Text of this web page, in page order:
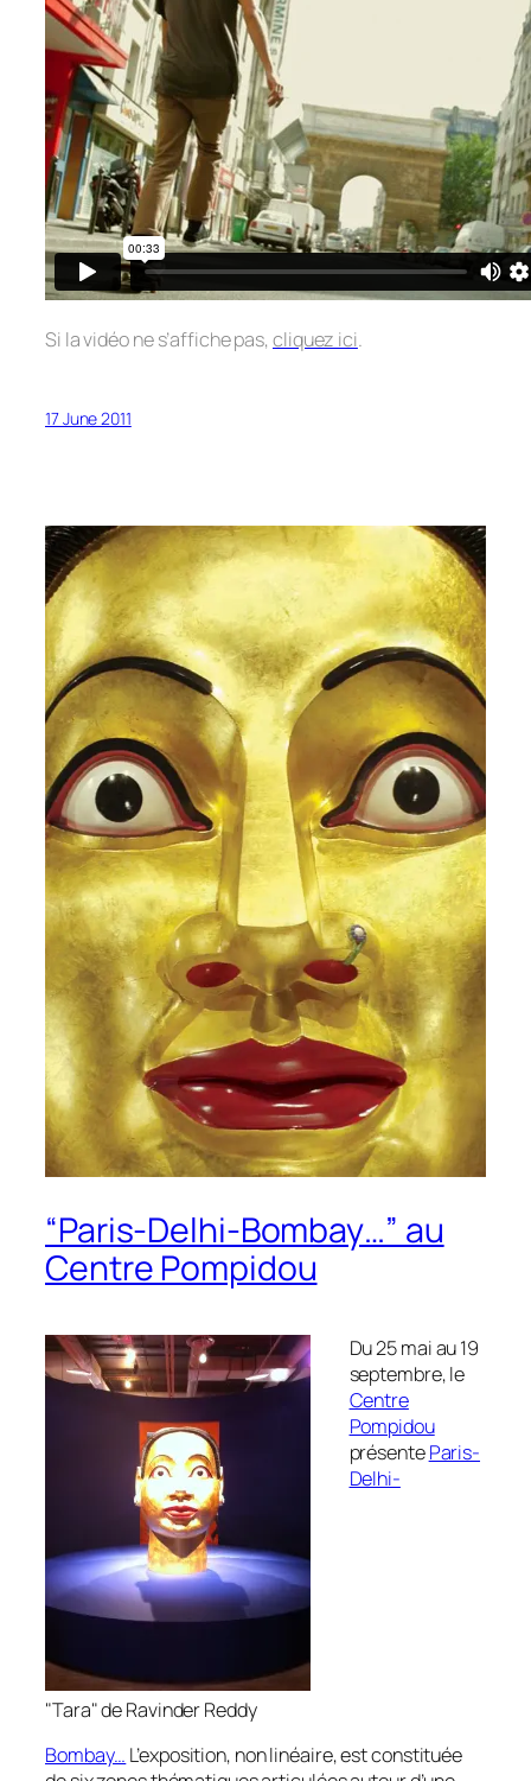
Si la vidéo ne s’affiche pas, cliquez ici.
17 June 2011
“Paris-Delhi-Bombay…” au
Centre Pompidou
"Tara" de Ravinder Reddy
Du 25 mai au 19
septembre, le
Centre
Pompidou
présenteParis-
Delhi-
Bombay… L’exposition, non linéaire, est constituée